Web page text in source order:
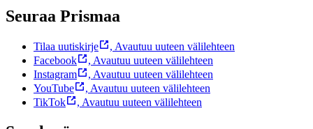
Seuraa Prismaa
Tilaa uutiskirje , Avautuu uuteen välilehteen
Facebook
, Avautuu uuteen välilehteen
Instagram
, Avautuu uuteen välilehteen
YouTube
, Avautuu uuteen välilehteen
TikTok
, Avautuu uuteen välilehteen